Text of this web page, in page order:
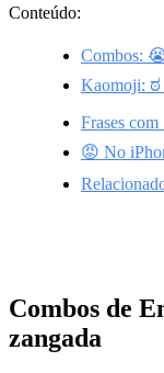
Conteúdo:
Combos:
Kaomoji:
Frases com
😡 No
Combos de
zangada